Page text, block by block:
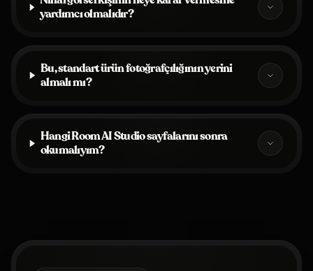
yardımcı olmalıdır?
Bu, standart ürün fotoğrafçılığının yerini
almalı mı?
Hangi Room AI Studio sayfalarını sonra
okumalıyım?